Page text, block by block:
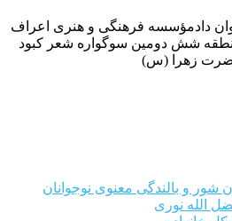
دادمؤسسه فرهنگی و هنری اعراف
شش دومین سوگواره شعر کبود
حضرت زهرا (س)
شور و بالندگی معنوی نوجوانان
الله نوری